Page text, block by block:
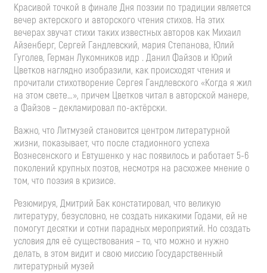
Красивой точкой в финале Дня поэзии по традиции является
вечер актерского и авторского чтения стихов. На этих
вечерах звучат стихи таких известных авторов как Михаил
Айзенберг, Сергей Гандлевский, мария Степанова, Юлий
Гуголев, Герман Лукомников идр . Данил Файзов и Юрий
Цветков наглядно изобразили, как происходят чтения и
прочитали стихотворение Сергея Гандлевского «Когда я жил
на этом свете…», причем Цветков читал в авторской манере,
а Файзов – декламировал по-актёрски.
Важно, что Литмузей становится центром литературной
жизни, показывает, что после стадионного успеха
Вознесенского и Евтушенко у нас появилось и работает 5-6
поколений крупных поэтов, несмотря на расхожее мнение о
том, что поэзия в кризисе.
Резюмируя, Дмитрий Бак констатировал, что великую
литературу, безусловно, не создать никакими Годами, ей не
помогут десятки и сотни парадных мероприятий. Но создать
условия для её существования – то, что можно и нужно
делать, в этом видит и свою миссию Государственный
литературный музей